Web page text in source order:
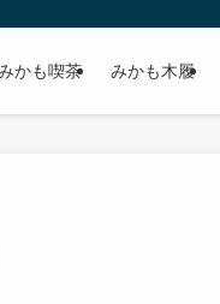
かも喫茶 みかも木履